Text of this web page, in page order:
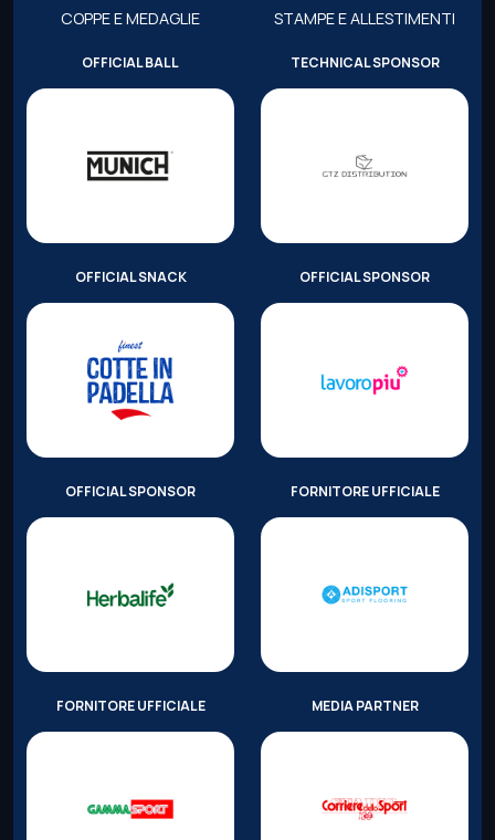
COPPE E MEDAGLIE STAMPE E ALLESTIMENTI
OFFICIAL BALL TECHNICAL SPONSOR
OFFICIAL SNACK OFFICIAL SPONSOR
OFFICIAL SPONSOR FORNITORE UFFICIALE
FORNITORE UFFICIALE MEDIA PARTNER